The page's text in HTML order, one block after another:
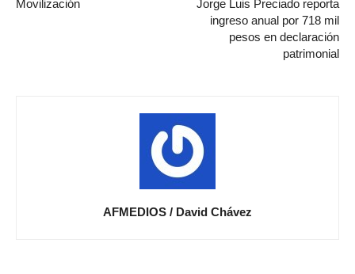
Movilización
Jorge Luis Preciado reporta
ingreso anual por 718 mil
pesos en declaración
patrimonial
AFMEDIOS / David Chávez